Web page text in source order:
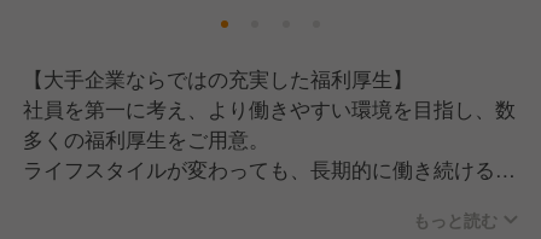
【大手企業ならではの充実した福利厚生】
社員を第一に考え、より働きやすい環境を目指し、数
多くの福利厚生をご用意。
ライフスタイルが変わっても、長期的に働き続けるこ
・従業員食事補助制度（勤務時に50％オフで食事可
もっと読む